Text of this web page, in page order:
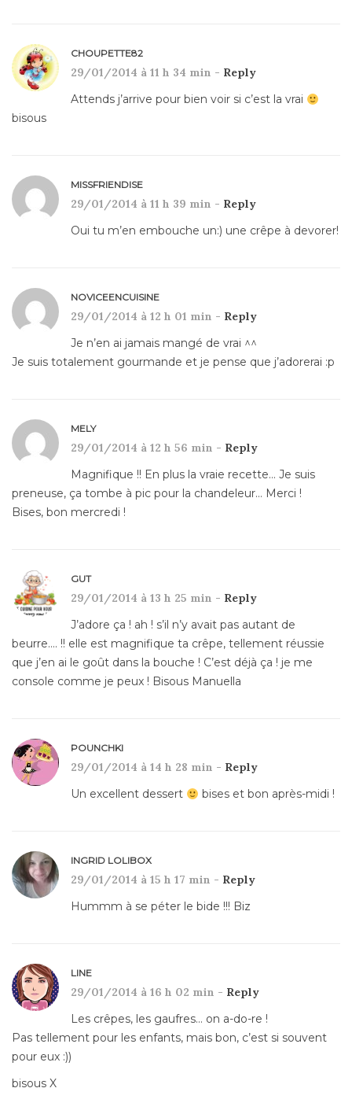
CHOUPETTE82
29/01/2014 à 11 h 34 min - Reply
Attends j’arrive pour bien voir si c’est la vrai
bisous
MISSFRIENDISE
29/01/2014 à 11 h 39 min - Reply
Oui tu m’en embouche un:) une crêpe à devorer!
NOVICEENCUISINE
29/01/2014 à 12 h 01 min - Reply
Je n’en ai jamais mangé de vrai ^^
Je suis totalement gourmande et je pense que j’adorerai :p
MELY
29/01/2014 à 12 h 56 min - Reply
Magnifique !! En plus la vraie recette… Je suis
preneuse, ça tombe à pic pour la chandeleur… Merci !
Bises, bon mercredi !
GUT
29/01/2014 à 13 h 25 min - Reply
J’adore ça ! ah ! s’il n’y avait pas autant de
beurre…. !! elle est magnifique ta crêpe, tellement réussie
que j’en ai le goût dans la bouche ! C’est déjà ça ! je me
console comme je peux ! Bisous Manuella
POUNCHKI
29/01/2014 à 14 h 28 min - Reply
Un excellent dessert
bises et bon après-midi !
INGRID LOLIBOX
29/01/2014 à 15 h 17 min - Reply
Hummm à se péter le bide !!! Biz
LINE
29/01/2014 à 16 h 02 min - Reply
Les crêpes, les gaufres… on a-do-re !
Pas tellement pour les enfants, mais bon, c’est si souvent
pour eux :))
bisous X